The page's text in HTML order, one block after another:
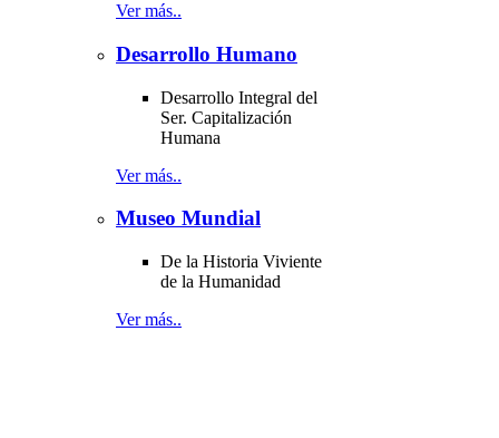
Ver más..
Desarrollo Humano
Desarrollo Integral del
Ser. Capitalización
Humana
Ver más..
Museo Mundial
De la Historia Viviente
de la Humanidad
Ver más..